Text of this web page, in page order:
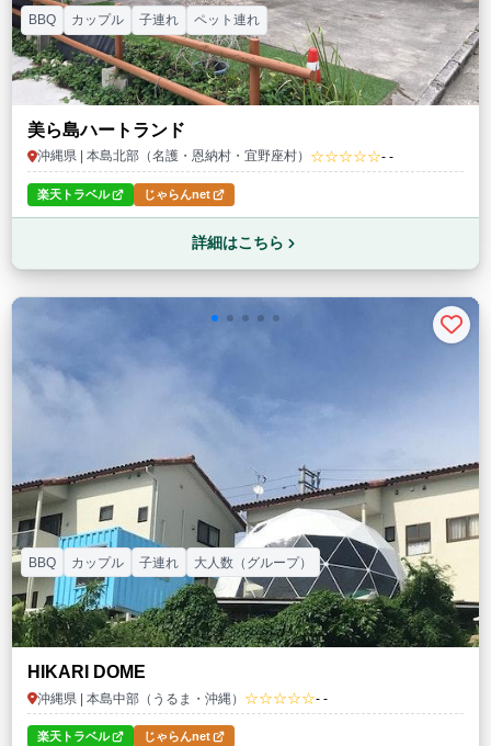
美ら島ハートランド
沖縄県 | 本島北部（名護・恩納村・宜野座村） ☆☆☆☆☆- -
BBQ カップル 子連れ ペット連れ
楽天トラベル じゃらんnet
詳細はこちら
HIKARI DOME
沖縄県 | 本島中部（うるま・沖縄） ☆☆☆☆☆- -
BBQ カップル 子連れ 大人数（グループ）
楽天トラベル じゃらんnet